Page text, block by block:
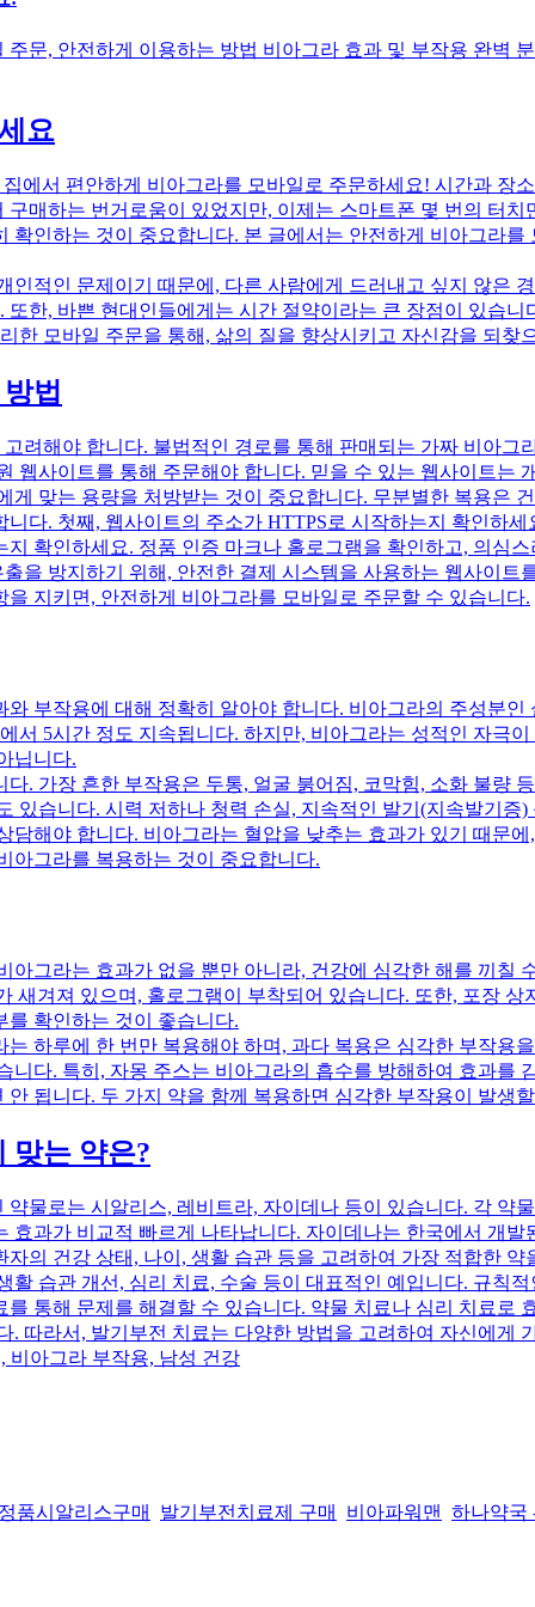
문, 안전하게 이용하는 방법 비아그라 효과 및 부작용 완벽
요
에서 편안하게 비아그라를 모바일로 주문하세요! 시간과 장
매하는 번거로움이 있었지만, 이제는 스마트폰 몇 번의 터
인하는 것이 중요합니다. 본 글에서는 안전하게 비아그라
적인 문제이기 때문에, 다른 사람에게 드러내고 싶지 않은
한, 바쁜 현대인들에게는 시간 절약이라는 큰 장점이 있습
한 모바일 주문을 통해, 삶의 질을 향상시키고 자신감을 되찾
법
려해야 합니다. 불법적인 경로를 통해 판매되는 가짜 비아
웹사이트를 통해 주문해야 합니다. 믿을 수 있는 웹사이트는
맞는 용량을 처방받는 것이 중요합니다. 무분별한 복용은
다. 첫째, 웹사이트의 주소가 HTTPS로 시작하는지 확인하
확인하세요. 정품 인증 마크나 홀로그램을 확인하고, 의심
을 방지하기 위해, 안전한 결제 시스템을 사용하는 웹사이
지키면, 안전하게 비아그라를 모바일로 주문할 수 있습니다.
부작용에 대해 정확히 알아야 합니다. 비아그라의 주성분
서 5시간 정도 지속됩니다. 하지만, 비아그라는 성적인 자극
닙니다.
. 가장 흔한 부작용은 두통, 얼굴 붉어짐, 코막힘, 소화 불량
있습니다. 시력 저하나 청력 손실, 지속적인 발기(지속발기
해야 합니다. 비아그라는 혈압을 낮추는 효과가 있기 때문
아그라를 복용하는 것이 중요합니다.
그라는 효과가 없을 뿐만 아니라, 건강에 심각한 해를 끼칠
새겨져 있으며, 홀로그램이 부착되어 있습니다. 또한, 포장
확인하는 것이 좋습니다.
하루에 한 번만 복용해야 하며, 과다 복용은 심각한 부작용
다. 특히, 자몽 주스는 비아그라의 흡수를 방해하여 효과를
됩니다. 두 가지 약을 함께 복용하면 심각한 부작용이 발생
맞는 약은?
물로는 시알리스, 레비트라, 자이데나 등이 있습니다. 각 약
과가 비교적 빠르게 나타납니다. 자이데나는 한국에서 개
의 건강 상태, 나이, 생활 습관 등을 고려하여 가장 적합한 약
습관 개선, 심리 치료, 수술 등이 대표적인 예입니다. 규칙
통해 문제를 해결할 수 있습니다. 약물 치료나 심리 치료로
따라서, 발기부전 치료는 다양한 방법을 고려하여 자신에게
비아그라 부작용, 남성 건강
품시알리스구매 발기부전치료제 구매 비아파워맨 하나약국